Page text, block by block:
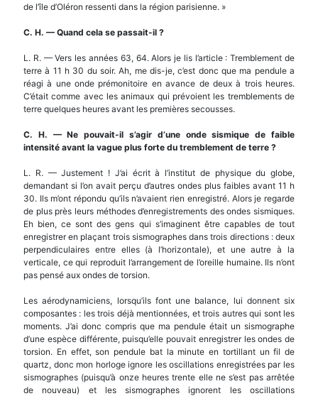
de l’île d’Oléron ressenti dans la région parisienne. »
C. H. — Quand cela se passait-il ?
L. R. — Vers les années 63, 64. Alors je lis l’article : Tremblement de
terre à 11 h 30 du soir. Ah, me dis-je, c’est donc que ma pendule a
réagi à une onde prémonitoire en avance de deux à trois heures.
C’était comme avec les animaux qui prévoient les tremblements de
terre quelques heures avant les premières secousses.
C. H. —Ne pouvait-il s’agir d’une onde sismique de faible
intensité avant la vague plus forte du tremblement de terre ?
L. R. — Justement ! J’ai écrit à l’institut de physique du globe,
demandant si l’on avait perçu d’autres ondes plus faibles avant 11 h
30. Ils m’ont répondu qu’ils n’avaient rien enregistré. Alors je regarde
de plus près leurs méthodes d’enregistrements des ondes sismiques.
Eh bien, ce sont des gens qui s’imaginent être capables de tout
enregistrer en plaçant trois sismographes dans trois directions : deux
perpendiculaires entre elles (à l’horizontale), et une autre à la
verticale, ce qui reproduit l’arrangement de l’oreille humaine. Ils n’ont
pas pensé aux ondes de torsion.
Les aérodynamiciens, lorsqu’ils font une balance, lui donnent six
composantes : les trois déjà mentionnées, et trois autres qui sont les
moments. J’ai donc compris que ma pendule était un sismographe
d’une espèce différente, puisqu’elle pouvait enregistrer les ondes de
torsion. En effet, son pendule bat la minute en tortillant un fil de
quartz, donc mon horloge ignore les oscillations enregistrées par les
sismographes (puisqu’à onze heures trente elle ne s’est pas arrêtée
de nouveau) et les sismographes ignorent les oscillations